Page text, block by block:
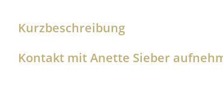
Kurzbeschreibung
Kontakt mit Anette Sieber